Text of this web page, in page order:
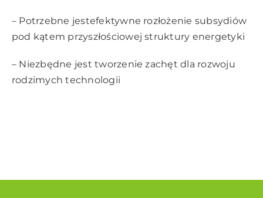
– Potrzebne jestefektywne rozłożenie subsydiów
pod kątem przyszłościowej struktury energetyki
– Niezbędne jest tworzenie zachęt dla rozwoju
rodzimych technologii